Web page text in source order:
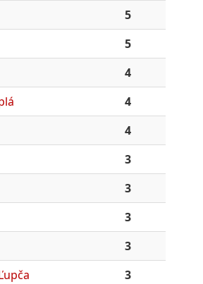
5
5
4
4
4
3
3
3
3
3